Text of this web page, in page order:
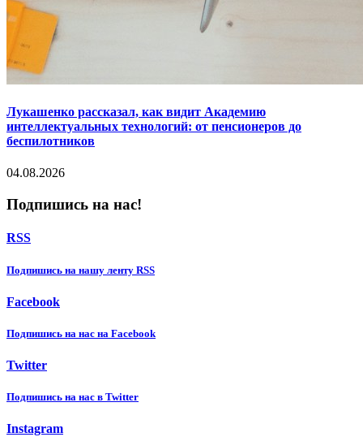
Лукашенко рассказал, как видит Академию
интеллектуальных технологий: от пенсионеров до
беспилотников
04.08.2026
Подпишись на нас!
RSS
Подпишиcь на нашу ленту RSS
Facebook
Подпишиcь на нас на Facebook
Twitter
Подпишиcь на нас в Twitter
Instagram